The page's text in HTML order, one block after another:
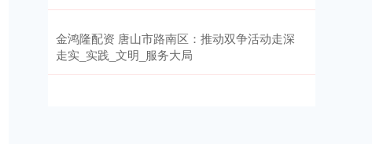
金鸿隆配资 唐山市路南区：推动双争活动走深
走实_实践_文明_服务大局